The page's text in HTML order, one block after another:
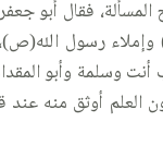
فقال أبو
رسول
أنت وسلمة وأبو
العلم أوثق منه